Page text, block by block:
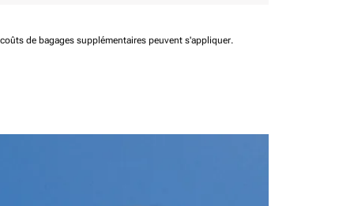
de bagages supplémentaires peuvent s'appliquer.